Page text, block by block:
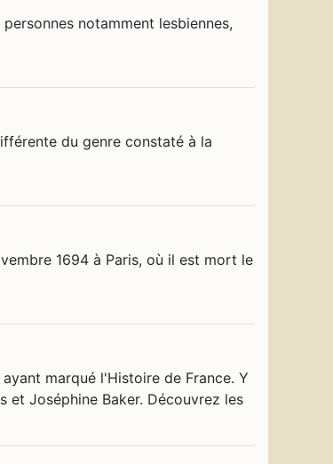
notamment lesbiennes,
du genre constaté à la
1694 à Paris, où il est mort le
marqué l'Histoire de France. Y
et Joséphine Baker. Découvrez les